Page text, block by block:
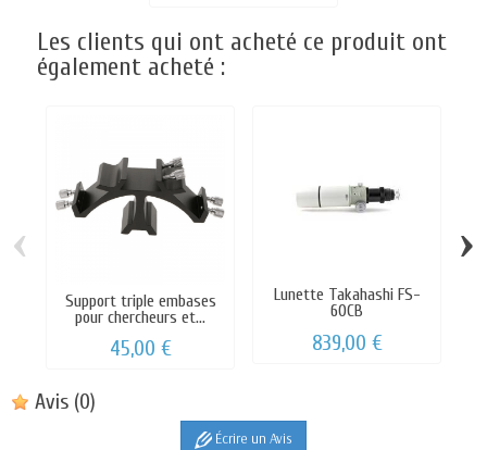
Les clients qui ont acheté ce produit ont
également acheté :
Support triple embases
pour chercheurs et...
45,00 €
Lunette Takahashi FS-
60CB
839,00 €
‹ ›
Avis (0)
Écrire un Avis